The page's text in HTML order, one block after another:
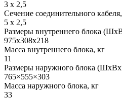
3 х 2,5
Сечение соединительного
5 х 2,5
Размеры внутреннего блока
975x308x218
Масса внутреннего блока, кг
11
Размеры наружного блока
765×555×303
Масса наружного блока, кг
33